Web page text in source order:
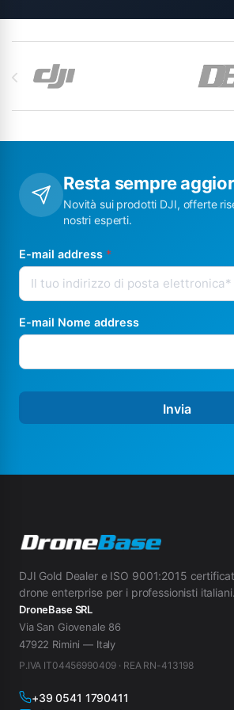
Resta sempre
Novità sui prodotti DJI, offerte
nostri esperti.
E-mail address *
E-mail Nome address
Invia
DJI Gold Dealer e ISO 9001:2015
drone enterprise per i professionisti italiani.
DroneBase SRL
Via San Giovenale 86
47922 Rimini — Italy
P.IVA IT04456990409 · REA RN-413198
+39 0541 1790411